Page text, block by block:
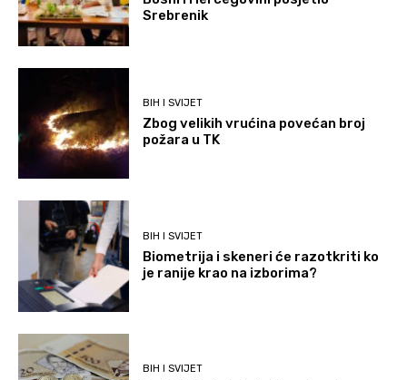
Srebrenik
BIH I SVIJET
Zbog velikih vrućina povećan broj
požara u TK
BIH I SVIJET
Biometrija i skeneri će razotkriti ko
je ranije krao na izborima?
BIH I SVIJET